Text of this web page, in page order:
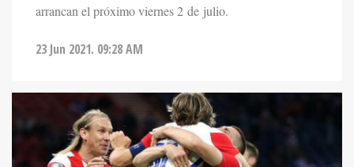
arrancan el próximo viernes 2 de julio.
23 Jun 2021. 09:28 AM